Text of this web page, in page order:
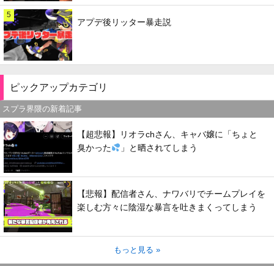
5
アプデ後リッター暴走説
ピックアップカテゴリ
スプラ界隈の新着記事
【超悲報】リオラchさん、キャバ嬢に「ちょと
臭かった
」と晒されてしまう
【悲報】配信者さん、ナワバリでチームプレイを
楽しむ方々に陰湿な暴言を吐きまくってしまう
もっと見る »